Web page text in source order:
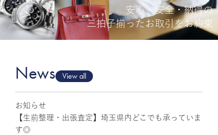
買取品目
店舗一覧
安心・安全・納得の
三拍子揃ったお取引をお約束
News View all
お知らせ
【生前整理・出張査定】埼玉県内どこでも承っていま
す◎